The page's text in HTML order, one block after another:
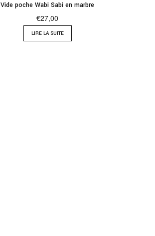
Vide poche Wabi Sabi en marbre
€27,00
LIRE LA SUITE